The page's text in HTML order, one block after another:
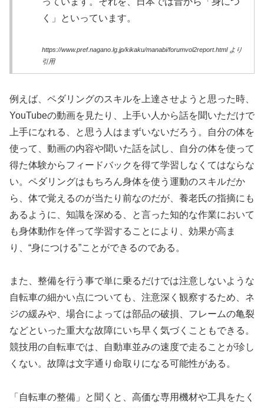
く」といっています。
https://www.pref.nagano.lg.jp/kikaku/manabi/forumvol2report.html より
引用
例えば、ペダリングのスキルを上達させようと思った時、
YouTubeの動画を見たり、上手い人から話を聞いただけで
上手になれる、と思う人はまずいないだろう。自分の体を
使って、動画の内容や聞いた話を試し、自分の体を使って
得た体験からフィードバックを得て学習しなくてはならな
い。ペダリングはもちろん身体を使う運動のスキルだか
ら、体で覚えるのが当たり前なのだが、養老氏の指摘にも
あるように、知識を深める、と言った知的な作業において
も身体動作を伴って学習することにより、効果が高ま
り、“身につける”ことができるのである。
また、整備を行う事で単に乗るだけでは注意しないような
自転車の細かい点についても、注意深く観察するため、ネ
ジの緩みや、場合によっては部品の破損、フレームの亀裂
などといった重大な故障にいち早く気づくこともできる。
競技用の自転車では、自動車並みの速度で走ることが珍し
くない。故障は文字通り命取りになる可能性がある。
「自転車の整備」と聞くと、高価な専用機材や工具をたく